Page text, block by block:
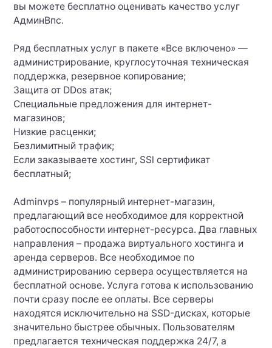
вы можете бесплатно оценивать качество услуг
АдминВпс.
Ряд бесплатных услуг в пакете «Все включено» —
администрирование, круглосуточная техническая
поддержка, резервное копирование;
Защита от DDos атак;
Специальные предложения для интернет-
магазинов;
Низкие расценки;
Безлимитный трафик;
Если заказываете хостинг, SSl сертификат
бесплатный;
Adminvps – популярный интернет-магазин,
предлагающий все необходимое для корректной
работоспособности интернет-ресурса. Два главных
направления – продажа виртуального хостинга и
аренда серверов. Все необходимое по
администрированию сервера осуществляется на
бесплатной основе. Услуга готова к использованию
почти сразу после ее оплаты. Все серверы
находятся исключительно на SSD-дисках, которые
значительно быстрее обычных. Пользователям
предлагается техническая поддержка 24/7, а